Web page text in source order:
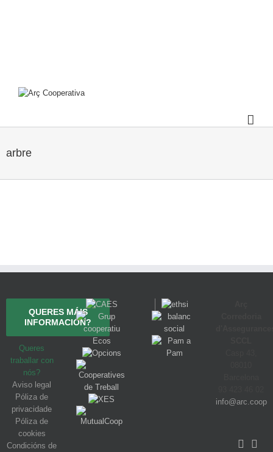
arbre
QUERES MÁIS
INFORMACIÓN?
Queres
traballar con
nós?
Aviso legal
Póliza de
privacidade
Póliza de
cookies
Condicións de
info@arc.coop